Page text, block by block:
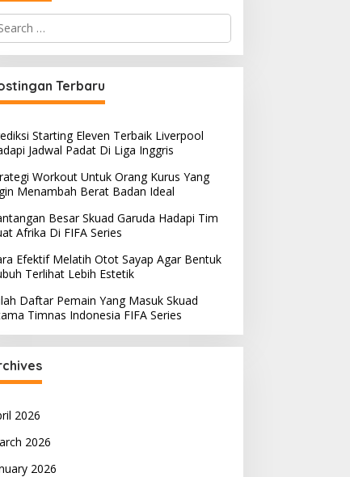
Terbaru
Starting Eleven Terbaik Liverpool
Jadwal Padat Di Liga Inggris
Workout Untuk Orang Kurus Yang
Menambah Berat Badan Ideal
Besar Skuad Garuda Hadapi Tim
Afrika Di FIFA Series
Efektif Melatih Otot Sayap Agar Bentuk
Terlihat Lebih Estetik
Daftar Pemain Yang Masuk Skuad
Timnas Indonesia FIFA Series
2026
2026
2026